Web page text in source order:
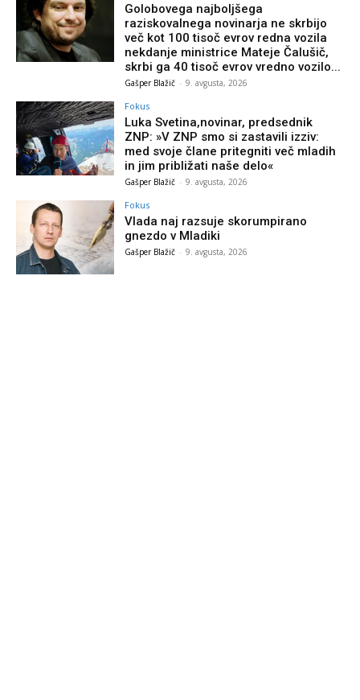
Golobovega najboljšega
raziskovalnega novinarja ne skrbijo
več kot 100 tisoč evrov redna vozila
nekdanje ministrice Mateje Čalušič,
skrbi ga 40 tisoč evrov vredno vozilo...
Gašper Blažič - 9. avgusta, 2026
Fokus
Luka Svetina,novinar, predsednik
ZNP: »V ZNP smo si zastavili izziv:
med svoje člane pritegniti več mladih
in jim približati naše delo«
Gašper Blažič - 9. avgusta, 2026
Fokus
Vlada naj razsuje skorumpirano
gnezdo v Mladiki
Gašper Blažič - 9. avgusta, 2026